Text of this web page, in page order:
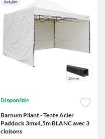
Disponible
Barnum Pliant - Tente Acier
Paddock 3mx4,5m BLANC avec 3
cloisons